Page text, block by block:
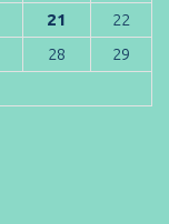
21
22
28
29